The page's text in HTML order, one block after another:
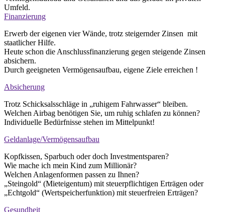
Umfeld.
Finanzierung
Erwerb der eigenen vier Wände, trotz steigernder Zinsen mit
staatlicher Hilfe.
Heute schon die Anschlussfinanzierung gegen steigende Zinsen
absichern.
Durch geeigneten Vermögensaufbau, eigene Ziele erreichen !
Absicherung
Trotz Schicksalsschläge in „ruhigem Fahrwasser“ bleiben.
Welchen Airbag benötigen Sie, um ruhig schlafen zu können?
Individuelle Bedürfnisse stehen im Mittelpunkt!
Geldanlage/Vermögensaufbau
Kopfkissen, Sparbuch oder doch Investmentsparen?
Wie mache ich mein Kind zum Millionär?
Welchen Anlagenformen passen zu Ihnen?
„Steingold“ (Mieteigentum) mit steuerpflichtigen Erträgen oder
„Echtgold“ (Wertspeicherfunktion) mit steuerfreien Erträgen?
Gesundheit